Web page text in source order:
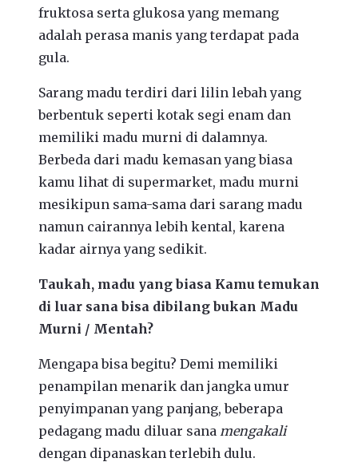
fruktosa serta glukosa yang memang
adalah perasa manis yang terdapat pada
gula.
Sarang madu terdiri dari lilin lebah yang
berbentuk seperti kotak segi enam dan
memiliki madu murni di dalamnya.
Berbeda dari madu kemasan yang biasa
kamu lihat di supermarket, madu murni
mesikipun sama-sama dari sarang madu
namun cairannya lebih kental, karena
kadar airnya yang sedikit.
Taukah, madu yang biasa Kamu temukan
di luar sana bisa dibilang bukan Madu
Murni / Mentah?
Mengapa bisa begitu? Demi memiliki
penampilan menarik dan jangka umur
penyimpanan yang panjang, beberapa
pedagang madu diluar sana mengakali
dengan dipanaskan terlebih dulu.